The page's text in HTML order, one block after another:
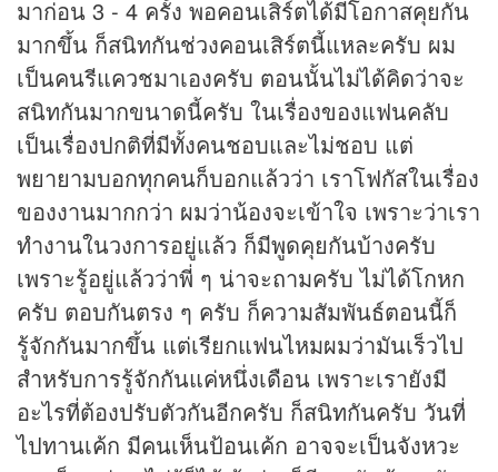
มาก่อน 3 - 4 ครั้ง พอคอนเสิร์ตได้มีโอกาสคุยกัน
มากขึ้น ก็สนิทกันช่วงคอนเสิร์ตนี้แหละครับ ผม
เป็นคนรีแควชมาเองครับ ตอนนั้นไม่ได้คิดว่าจะ
สนิทกันมากขนาดนี้ครับ ในเรื่องของแฟนคลับ
เป็นเรื่องปกติที่มีทั้งคนชอบและไม่ชอบ แต่
พยายามบอกทุกคนก็บอกแล้วว่า เราโฟกัสในเรื่อง
ของงานมากกว่า ผมว่าน้องจะเข้าใจ เพราะว่าเรา
ทำงานในวงการอยู่แล้ว ก็มีพูดคุยกันบ้างครับ
เพราะรู้อยู่แล้วว่าพี่ ๆ น่าจะถามครับ ไม่ได้โกหก
ครับ ตอบกันตรง ๆ ครับ ก็ความสัมพันธ์ตอนนี้ก็
รู้จักกันมากขึ้น แต่เรียกแฟนไหมผมว่ามันเร็วไป
สำหรับการรู้จักกันแค่หนึ่งเดือน เพราะเรายังมี
อะไรที่ต้องปรับตัวกันอีกครับ ก็สนิทกันครับ วันที่
ไปทานเค้ก มีคนเห็นป้อนเค้ก อาจจะเป็นจังหวะ